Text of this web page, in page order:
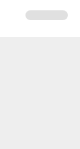
مجله ایران باباحساب کاربری